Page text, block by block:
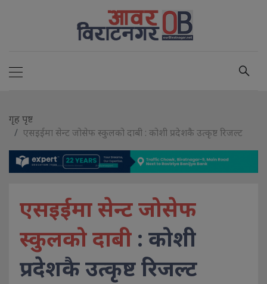
गृह पृष्ट
एसइईमा सेन्ट जोसेफ स्कुलको दाबी : कोशी प्रदेशकै उत्कृष्ट रिजल्ट
एसइईमा सेन्ट जोसेफ
स्कुलको दाबी : कोशी
प्रदेशकै उत्कृष्ट रिजल्ट